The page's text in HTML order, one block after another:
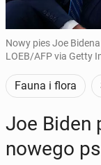
Nowy pies Joe
LOEB/AFP via Getty
Fauna i flora
Joe Biden
nowego